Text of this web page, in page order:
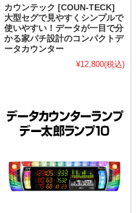
カウンテック [COUN-TECK]
大型セグで見やすくシンプルで
使いやすい！データが一目で分
かる家パチ設計のコンパクトデ
ータカウンター
¥12,800(税込)